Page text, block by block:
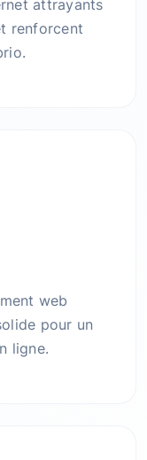
attrayants
renforcent
web
pour un
ligne.